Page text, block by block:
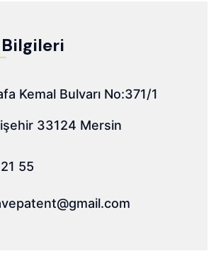
Kemal Bulvarı No:371/1
33124 Mersin
55